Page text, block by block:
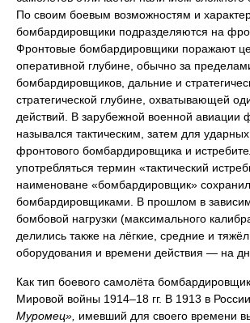
По своим боевым возможностям и
бомбардировщики подразделяются на
Фронтовые бомбардировщики поражают
оперативной глубине, обычно за
бомбардировщиков, дальние и
стратегической глубине, охватывающей
действий. В зарубежной военной
назывался тактическим, затем для
фронтового бомбардировщика и
употребляться термин «тактический
наименоване «бомбардировщик»
бомбардировщиками. В прошлом в
бомбовой нагрузки (максимального
делились также на лёгкие, средние и
оборудования и времени действия — на
Как тип боевого самолёта
Мировой войны 1914–18 гг. В 1913 в
Муромец», имевший для своего времени